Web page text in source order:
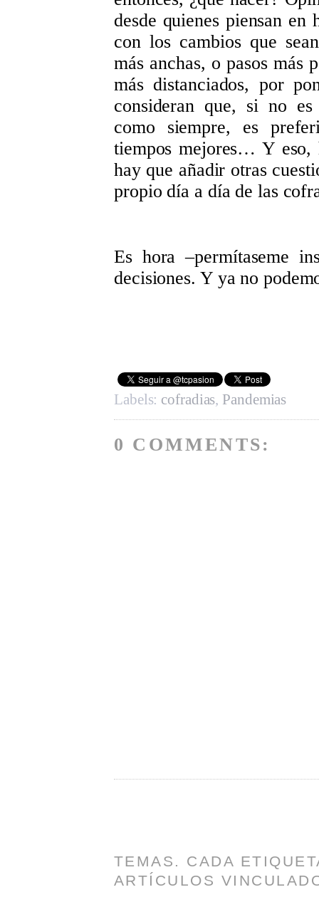
desde quienes piensan
con los cambios que
más anchas, o pasos más
más distanciados, por
consideran que, si no es
como siempre, es
tiempos mejores… Y eso,
hay que añadir otras
propio día a día de las
Es hora –permítaseme
decisiones. Y ya no
Labels: cofradias, Pandemias
0 COMMENTS:
TEMAS. CADA
ARTÍCULOS